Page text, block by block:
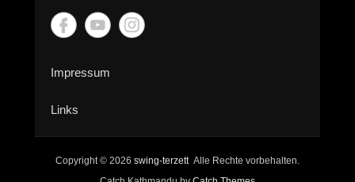
Impressum
Links
Copyright © 2026 swing-terzettAlle Rechte vorbehalten.